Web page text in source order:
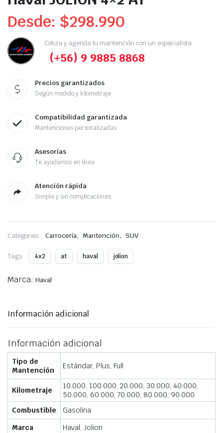
Desde: $298.990
Cotiza y agenda tu mantención con un especialista
(+56) 9 9885 8868
Precios garantizados
Según modelo y kilometraje
Compatibilidad garantizada
Mantenciones personalizadas
Asesorías
Te ayudamos en línea
Atención rápida
Simple y sin complicaciones
Categories: Carrocería, Mantención, SUV
Tags: 4x2 at haval jolion
Marca: Haval
Información adicional
Información adicional
Tipo de
Mantención
Estándar, Plus, Full
Kilometraje
10.000, 100.000, 20.000, 30.000, 40.000,
50.000, 60.000, 70.000, 80.000, 90.000
Combustible
Gasolina
Marca
Haval, Jolion